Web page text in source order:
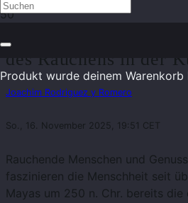
Produkt wurde deinem
des Rauchens in der
Joachim Rodriguez y Romero
So., 16. November 2025, 19:51 CET
Rauchende Menschen und
faszinieren die Menschheit seit
Mayas um 250 n. Chr. bereits